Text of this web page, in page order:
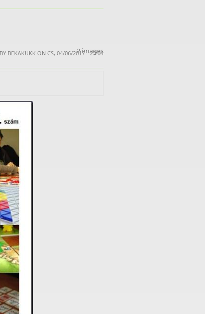
2 images
BEKAKUKK ON CS, 04/06/2017 - 23:04